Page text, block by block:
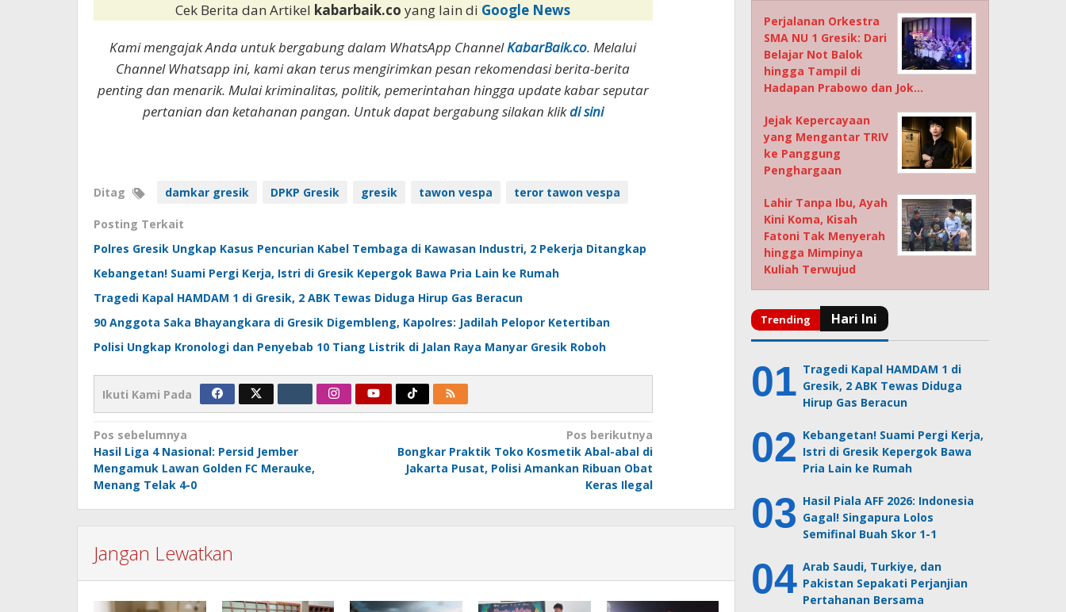
Cek Berita dan Artikel kabarbaik.coyang lain di Google News
Kami mengajak Anda untuk bergabung dalam WhatsApp ChannelKabarBaik.co. Melalui
Channel Whatsapp ini, kami akan terus mengirimkan pesan rekomendasi berita-berita
penting dan menarik. Mulai kriminalitas, politik, pemerintahan hingga update kabar seputar
pertanian dan ketahanan pangan. Untuk dapat bergabung silakan klikdi sini
Ditag damkar gresik DPKP Gresik gresik tawon vespa teror tawon vespa
Posting Terkait
Polres Gresik Ungkap Kasus Pencurian Kabel Tembaga di Kawasan Industri, 2 Pekerja Ditangkap
Kebangetan! Suami Pergi Kerja, Istri di Gresik Kepergok Bawa Pria Lain ke Rumah
Tragedi Kapal HAMDAM 1 di Gresik, 2 ABK Tewas Diduga Hirup Gas Beracun
90 Anggota Saka Bhayangkara di Gresik Digembleng, Kapolres: Jadilah Pelopor Ketertiban
Polisi Ungkap Kronologi dan Penyebab 10 Tiang Listrik di Jalan Raya Manyar Gresik Roboh
Ikuti Kami Pada
Navigasi
pos
Pos sebelumnya
Hasil Liga 4 Nasional: Persid Jember
Mengamuk Lawan Golden FC Merauke,
Menang Telak 4-0
Pos berikutnya
Bongkar Praktik Toko Kosmetik Abal-abal di
Jakarta Pusat, Polisi Amankan Ribuan Obat
Keras Ilegal
Jangan Lewatkan
Perjalanan Orkestra
SMA NU 1 Gresik: Dari
Belajar Not Balok
hingga Tampil di
Hadapan Prabowo dan Jok…
Jejak Kepercayaan
yang Mengantar TRIV
ke Panggung
Penghargaan
Lahir Tanpa Ibu, Ayah
Kini Koma, Kisah
Fatoni Tak Menyerah
hingga Mimpinya
Kuliah Terwujud
Tragedi Kapal HAMDAM 1 di
Gresik, 2 ABK Tewas Diduga
Hirup Gas Beracun
Kebangetan! Suami Pergi Kerja,
Istri di Gresik Kepergok Bawa
Pria Lain ke Rumah
Hasil Piala AFF 2026: Indonesia
Gagal! Singapura Lolos
Semifinal Buah Skor 1-1
Arab Saudi, Turkiye, dan
Pakistan Sepakati Perjanjian
Pertahanan Bersama